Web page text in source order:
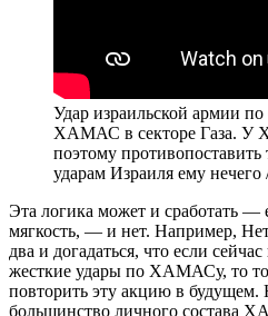
Удар израильской армии
ХАМАС в секторе Газа.
поэтому
ударам Израиля ему
Эта логика может и сработать —
мягкость, — и нет. Например,
два и догадаться, что если
жесткие удары по ХАМАСу, то
повторить эту акцию в будущем.
большинство личного состава